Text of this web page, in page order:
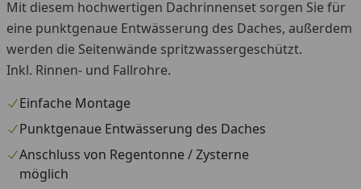
Mit diesem hochwertigen Dachrinnenset sorgen Sie für
eine punktgenaue Entwässerung des Daches, außerdem
werden die Seitenwände spritzwassergeschützt.
Inkl. Rinnen- und Fallrohre.
Einfache Montage
Punktgenaue Entwässerung des Daches
Anschluss von Regentonne / Zysterne
möglich